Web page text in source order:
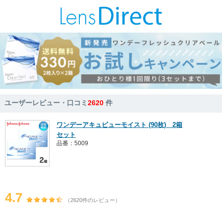
ユーザーレビュー・口コミ2620 件
ワンデーアキュビューモイスト (90枚) 2箱
セット
品番：5009
4.7 （2620件のレビュー）